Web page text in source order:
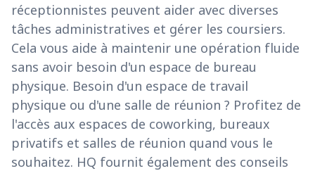
réceptionnistes peuvent aider avec diverses
tâches administratives et gérer les coursiers.
Cela vous aide à maintenir une opération fluide
sans avoir besoin d'un espace de bureau
physique. Besoin d'un espace de travail
physique ou d'une salle de réunion ? Profitez de
l'accès aux espaces de coworking, bureaux
privatifs et salles de réunion quand vous le
souhaitez. HQ fournit également des conseils